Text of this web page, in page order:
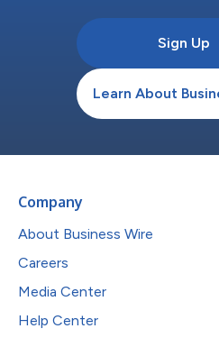
Sign Up
Learn About
Company
About Business Wire
Careers
Media Center
Help Center